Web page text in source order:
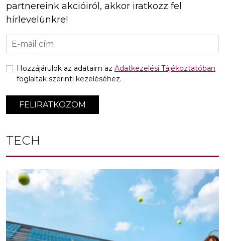
partnereink akcióiról, akkor iratkozz fel
hírlevelünkre!
FELIRATKOZOM
Hozzájárulok az adataim az Adatkezelési Tájékoztatóban
foglaltak szerinti kezeléséhez.
TECH